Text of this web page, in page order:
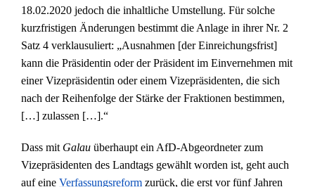
18.02.2020 jedoch die inhaltliche Umstellung. Für solche
kurzfristigen Änderungen bestimmt die Anlage in ihrer Nr. 2
Satz 4 verklausuliert: „Ausnahmen [der Einreichungsfrist]
kann die Präsidentin oder der Präsident im Einvernehmen mit
einer Vizepräsidentin oder einem Vizepräsidenten, die sich
nach der Reihenfolge der Stärke der Fraktionen bestimmen,
[…] zulassen […].“
Dass mit Galauüberhaupt ein AfD-Abgeordneter zum
Vizepräsidenten des Landtags gewählt worden ist, geht auch
auf eine Verfassungsreformzurück, die erst vor fünf Jahren